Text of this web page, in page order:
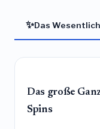
✨Das
Das große
Spins